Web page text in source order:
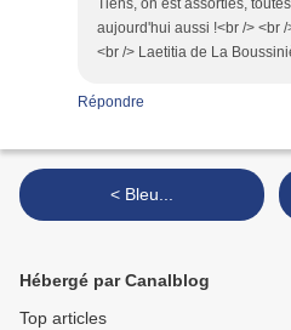
Tiens, on est assorties,
aujourd'hui aussi !<br /> <br
<br /> Laetitia de La
Répondre
< Bleu...
Hébergé par Canalblog
Top articles